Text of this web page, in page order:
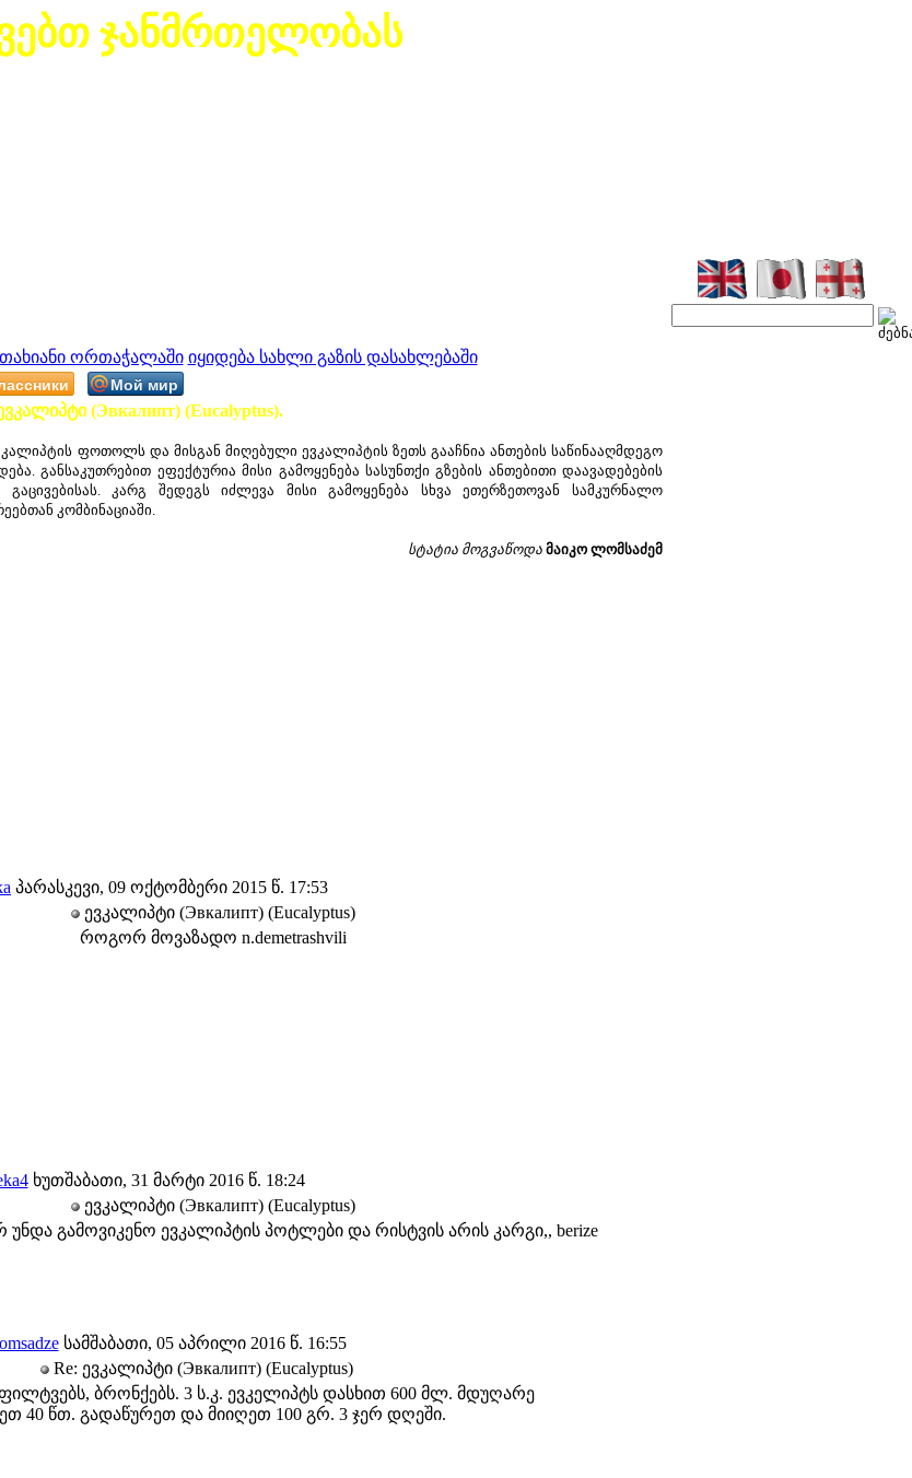
ჯანმრთელობას
ორთაჭალაში იყიდება სახლი გაზის დასახლებაში
Мой мир
(Эвкалипт) (Eucalyptus).
ფოთოლს და მისგან მიღებული ევკალიპტის ზეთს გააჩნია ანთების საწინააღმდეგო
განსაკუთრებით ეფექტურია მისი გამოყენება სასუნთქი გზების ანთებითი დაავადებების
კარგ შედეგს იძლევა მისი გამოყენება სხვა ეთერზეთოვან სამკურნალო
კომბინაციაში.
სტატია მოგვაწოდა მაიკო ლომსაძემ
პარასკევი, 09 ოქტომბერი 2015 წ. 17:53
ევკალიპტი (Эвкалипт) (Eucalyptus)
როგორ მოვაზადო n.demetrashvili
ხუთშაბათი, 31 მარტი 2016 წ. 18:24
ევკალიპტი (Эвкалипт) (Eucalyptus)
გამოვიკენო ევკალიპტის პოტლები და რისტვის არის კარგი,, berize
სამშაბათი, 05 აპრილი 2016 წ. 16:55
Re: ევკალიპტი (Эвкалипт) (Eucalyptus)
ბრონქებს. 3 ს.კ. ევკელიპტს დასხით 600 მლ. მდუღარე
40 წთ. გადაწურეთ და მიიღეთ 100 გრ. 3 ჯერ დღეში.